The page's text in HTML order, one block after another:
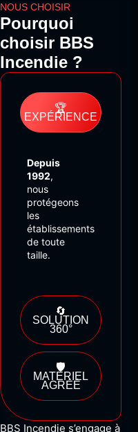
NOUS CHOISIR
Pourquoi
choisir BBS
Incendie ?
🏆
EXPÉRIENCE
🔄
SOLUTION
360°
🛡️
MATÉRIEL
AGRÉÉ
Depuis
1992,
nous
protégeons
les
établissements
de toute
taille.
BBS Incendie s’engage à